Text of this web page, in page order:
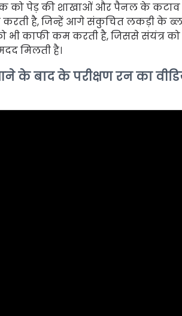
को पेड़ की शाखाओं और पैनल के कटाव
है, जिन्हें आगे संकुचित लकड़ी के
भी काफी कम करती है, जिससे संयंत्र
मिलती है।
के बाद के परीक्षण रन का